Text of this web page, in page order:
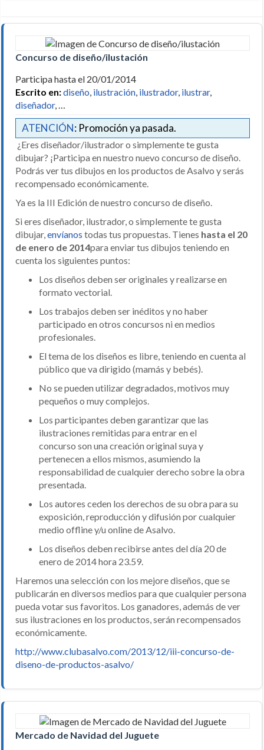
Concurso de diseño/ilustación
Participa hasta el 20/01/2014
Escrito en:diseño, ilustración, ilustrador, ilustrar,
diseñador, …
ATENCIÓN: Promoción ya pasada.
¿Eres diseñador/ilustrador o simplemente te gusta
dibujar? ¡Participa en nuestro nuevo concurso de diseño.
Podrás ver tus dibujos en los productos de Asalvo y serás
recompensado económicamente.
Ya es la III Edición de nuestro concurso de diseño.
Si eres diseñador, ilustrador, o simplemente te gusta
dibujar,envíanos todas tus propuestas. Tienes hasta el 20
de enero de 2014para enviar tus dibujos teniendo en
cuenta los siguientes puntos:
Los diseños deben ser originales y realizarse en
formato vectorial.
Los trabajos deben ser inéditos y no haber
participado en otros concursos ni en medios
profesionales.
El tema de los diseños es libre, teniendo en cuenta al
público que va dirigido (mamás y bebés).
No se pueden utilizar degradados, motivos muy
pequeños o muy complejos.
Los participantes deben garantizar que las
ilustraciones remitidas para entrar en el
concurso son una creación original suya y
pertenecen a ellos mismos, asumiendo la
responsabilidad de cualquier derecho sobre la obra
presentada.
Los autores ceden los derechos de su obra para su
exposición, reproducción y difusión por cualquier
medio offline y/u online de Asalvo.
Los diseños deben recibirse antes del día 20 de
enero de 2014 hora 23.59.
Haremos una selección con los mejore diseños, que se
publicarán en diversos medios para que cualquier persona
pueda votar sus favoritos. Los ganadores, además de ver
sus ilustraciones en los productos, serán recompensados
económicamente.
http://www.clubasalvo.com/2013/12/iii-concurso-de-
diseno-de-productos-asalvo/
Mercado de Navidad del Juguete